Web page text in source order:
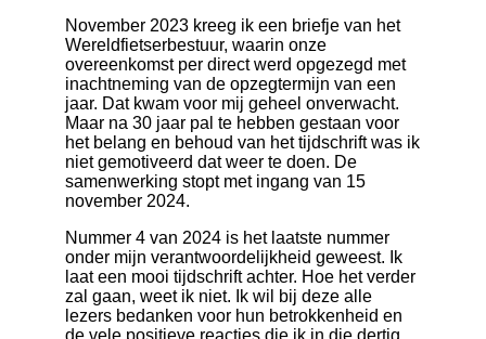
November 2023 kreeg ik een briefje van het
Wereldfietserbestuur, waarin onze
overeenkomst per direct werd opgezegd met
inachtneming van de opzegtermijn van een
jaar. Dat kwam voor mij geheel onverwacht.
Maar na 30 jaar pal te hebben gestaan voor
het belang en behoud van het tijdschrift was ik
niet gemotiveerd dat weer te doen. De
samenwerking stopt met ingang van 15
november 2024.
Nummer 4 van 2024 is het laatste nummer
onder mijn verantwoordelijkheid geweest. Ik
laat een mooi tijdschrift achter. Hoe het verder
zal gaan, weet ik niet. Ik wil bij deze alle
lezers bedanken voor hun betrokkenheid en